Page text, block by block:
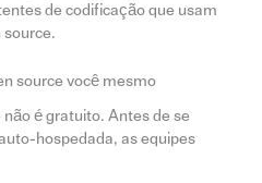
de codificação que usam
source você mesmo
é gratuito. Antes de se
hospedada, as equipes